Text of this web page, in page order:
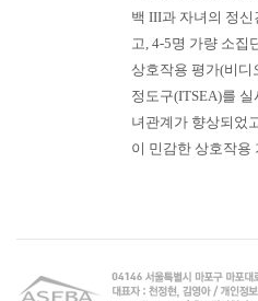
백 III과 자녀의 정
고, 4-5명 가량 소집
상호작용 평가(비디
정도구(ITSEA)를
녀관계가 향상되었
이 민감한 상호작용